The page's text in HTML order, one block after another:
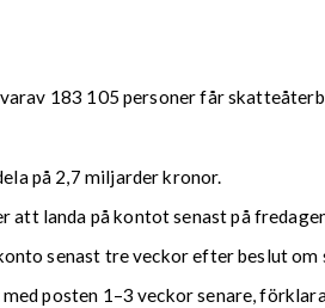
183 105 personer får
på 2,7 miljarder kronor.
att landa på kontot senast på
senast tre veckor efter beslut
posten 1–3 veckor senare,